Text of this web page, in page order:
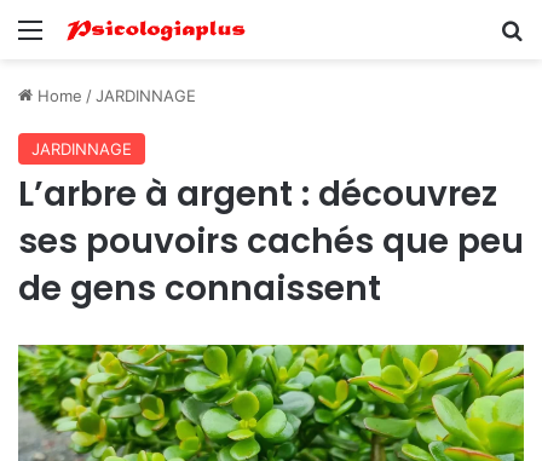
Menu
Home /JARDINNAGE
JARDINNAGE
L’arbre à argent : découvrez
ses pouvoirs cachés que peu
de gens connaissent